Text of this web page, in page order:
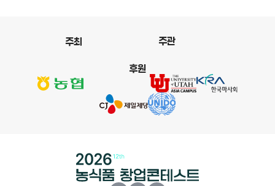
주최 주관
후원